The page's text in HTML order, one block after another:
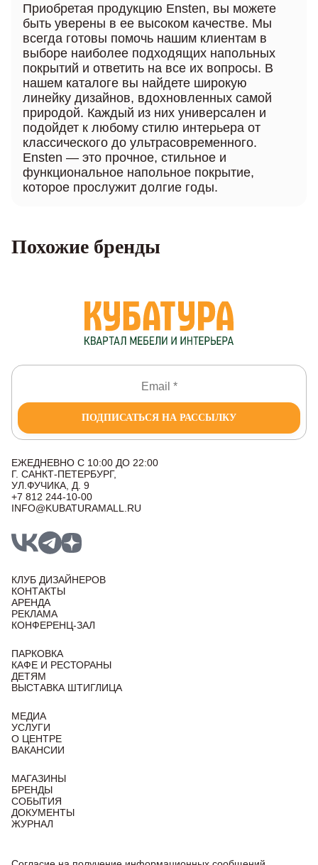
Приобретая продукцию Ensten, вы можете
быть уверены в ее высоком качестве. Мы
всегда готовы помочь нашим клиентам в
выборе наиболее подходящих напольных
покрытий и ответить на все их вопросы. В
нашем каталоге вы найдете широкую
линейку дизайнов, вдохновленных самой
природой. Каждый из них универсален и
подойдет к любому стилю интерьера от
классического до ультрасовременного.
Ensten — это прочное, стильное и
функциональное напольное покрытие,
которое прослужит долгие годы.
Похожие бренды
ПОДПИСАТЬСЯ НА РАССЫЛКУ
ЕЖЕДНЕВНО С 10:00 ДО 22:00
Г. САНКТ-ПЕТЕРБУРГ,
УЛ.ФУЧИКА, Д. 9
+7 812 244-10-00
INFO@KUBATURAMALL.RU
КЛУБ ДИЗАЙНЕРОВ
КОНТАКТЫ
АРЕНДА
РЕКЛАМА
КОНФЕРЕНЦ-ЗАЛ
ПАРКОВКА
КАФЕ И РЕСТОРАНЫ
ДЕТЯМ
ВЫСТАВКА ШТИГЛИЦА
МЕДИА
УСЛУГИ
О ЦЕНТРЕ
ВАКАНСИИ
МАГАЗИНЫ
БРЕНДЫ
СОБЫТИЯ
ДОКУМЕНТЫ
ЖУРНАЛ